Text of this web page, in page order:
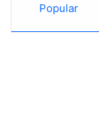
Popular